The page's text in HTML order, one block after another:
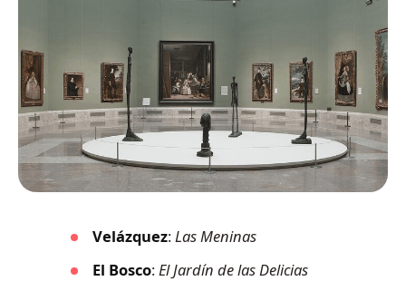
Velázquez: Las Meninas
El Bosco: El Jardín de las Delicias